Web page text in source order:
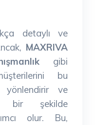
detaylı ve
MAXRIVA
gibi
bu
yönlendirir ve
bir şekilde
olur. Bu,